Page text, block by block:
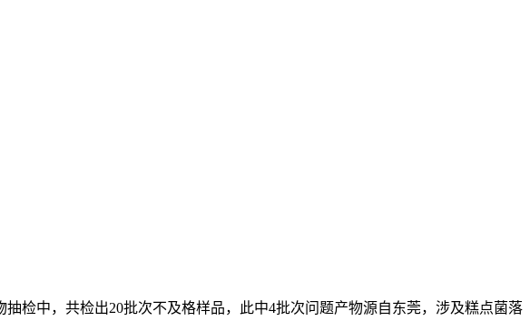
中，共检出20批次不及格样品，此中4批次问题产物源自东莞，涉及糕点菌落